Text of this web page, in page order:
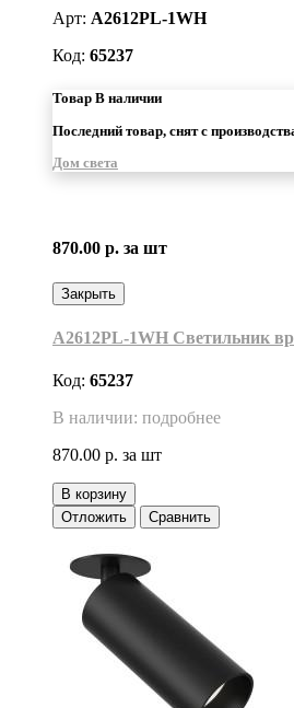
Арт: A2612PL-1WH
Код: 65237
Товар В наличии
Последний товар, снят с
Дом света
870.00 р. за шт
Закрыть
A2612PL-1WH Светильник
Код: 65237
В наличии: подробнее
870.00 р. за шт
В корзину
Отложить
Сравнить